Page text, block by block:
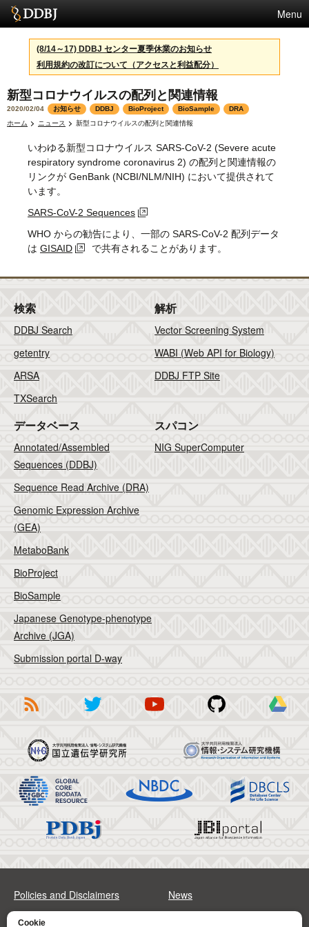
Menu
サービス
スパコン
統計
活動
センターについて
問合せ
(8/14～17) DDBJ センター夏季休業のお知らせ
利用規約の改訂について（アクセスと利益配分）
新型コロナウイルスの配列と関連情報
2020/02/04 お知らせ DDBJ BioProject BioSample
DRA
ホーム
ニュース 新型コロナウイルスの配列と関連情報
いわゆる新型コロナウイルス SARS-CoV-2 (Severe acute
respiratory syndrome coronavirus 2) の配列と関連情報の
リンクが GenBank (NCBI/NLM/NIH) において提供されて
います。
SARS-CoV-2 Sequences
WHO からの勧告により、一部の SARS-CoV-2 配列データ
は GISAID で共有されることがあります。
検索
DDBJ Search
getentry
ARSA
TXSearch
解析
Vector Screening System
WABI (Web API for Biology)
DDBJ FTP Site
データベース
Annotated/Assembled
Sequences (DDBJ)
Sequence Read Archive (DRA)
Genomic Expression Archive
(GEA)
MetaboBank
BioProject
BioSample
Japanese Genotype-phenotype
Archive (JGA)
Submission portal D-way
スパコン
NIG SuperComputer
Policies and Disclaimers News
Cookie